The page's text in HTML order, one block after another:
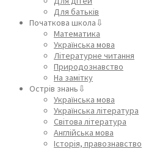
Для батьків
Початкова школа⇩
Математика
Українська мова
Літературне читання
Природознавство
На замітку
Острів знань⇩
Українська мова
Українська література
Світова література
Англійська мова
Історія, правознавство